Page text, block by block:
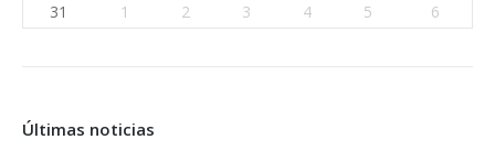
31
1 2 3 4 5 6
Últimas noticias